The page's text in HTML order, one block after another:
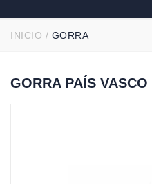
INICIO / GORRA
GORRA PAÍS